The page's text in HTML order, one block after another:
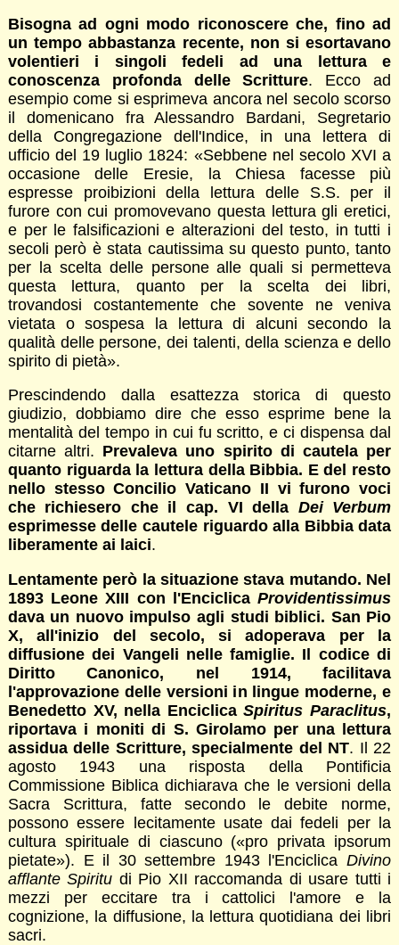
Bisogna ad ogni modo riconoscere che, fino ad
un tempo abbastanza recente, non si esortavano
volentieri i singoli fedeli ad una lettura e
conoscenza profonda delle Scritture. Ecco ad
esempio come si esprimeva ancora nel secolo scorso
il domenicano fra Alessandro Bardani, Segretario
della Congregazione dell'Indice, in una lettera di
ufficio del 19 luglio 1824: «Sebbene nel secolo XVI a
occasione delle Eresie, la Chiesa facesse più
espresse proibizioni della lettura delle S.S. per il
furore con cui promovevano questa lettura gli eretici,
e per le falsificazioni e alterazioni del testo, in tutti i
secoli però è stata cautissima su questo punto, tanto
per la scelta delle persone alle quali si permetteva
questa lettura, quanto per la scelta dei libri,
trovandosi costantemente che sovente ne veniva
vietata o sospesa la lettura di alcuni secondo la
qualità delle persone, dei talenti, della scienza e dello
spirito di pietà».
Prescindendo dalla esattezza storica di questo
giudizio, dobbiamo dire che esso esprime bene la
mentalità del tempo in cui fu scritto, e ci dispensa dal
citarne altri. Prevaleva uno spirito di cautela per
quanto riguarda la lettura della Bibbia. E del resto
nello stesso Concilio Vaticano II vi furono voci
che richiesero che il cap. VI della Dei Verbum
esprimesse delle cautele riguardo alla Bibbia data
liberamente ai laici.
Lentamente però la situazione stava mutando. Nel
1893 Leone XIII con l'EnciclicaProvidentissimus
dava un nuovo impulso agli studi biblici. San Pio
X, all'inizio del secolo, si adoperava per la
diffusione dei Vangeli nelle famiglie. Il codice di
Diritto Canonico, nel 1914, facilitava
l'approvazione delle versioni in lingue moderne, e
Benedetto XV, nella EnciclicaSpiritus Paraclitus,
riportava i moniti di S. Girolamo per una lettura
assidua delle Scritture, specialmente del NT. Il 22
agosto 1943 una risposta della Pontificia
Commissione Biblica dichiarava che le versioni della
Sacra Scrittura, fatte secondo le debite norme,
possono essere lecitamente usate dai fedeli per la
cultura spirituale di ciascuno («pro privata ipsorum
pietate»). E il 30 settembre 1943 l'EnciclicaDivino
afflante Spiritu di Pio XII raccomanda di usare tutti i
mezzi per eccitare tra i cattolici l'amore e la
cognizione, la diffusione, la lettura quotidiana dei libri
sacri.